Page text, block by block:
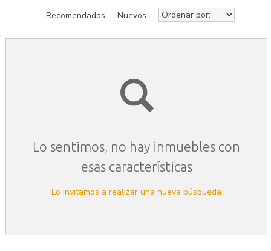
Recomendados Nuevos
Lo sentimos, no hay inmuebles con
esas características
Lo invitamos a realizar una nueva búsqueda